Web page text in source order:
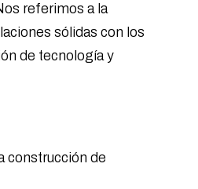
referimos a la
sólidas con los
de tecnología y
construcción de